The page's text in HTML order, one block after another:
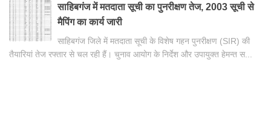
साहिबगंज में मतदाता सूची का पुनरीक्षण तेज, 2003 सूची से
मैपिंग का कार्य जारी
साहिबगंज जिले में मतदाता सूची के विशेष गहन पुनरीक्षण (SIR) की
तैयारियां तेज रफ्तार से चल रही हैं। चुनाव आयोग के निर्देश और उपायुक्त हेमन्त स...